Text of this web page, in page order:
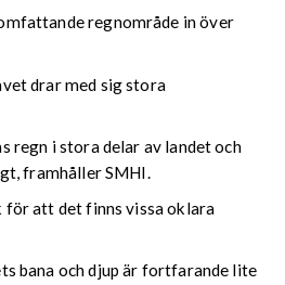
regnområde in över
drar med sig stora
regn i stora delar av landet och
framhåller SMHI.
att det finns vissa oklara
bana och djup är fortfarande lite